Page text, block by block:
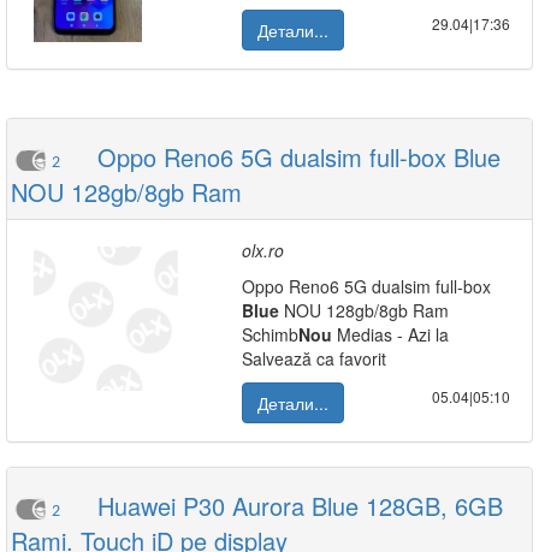
Детали... 29.04|17:36
2
Oppo Reno6 5G dualsim full-box Blue
NOU 128gb/8gb Ram
olx.ro
Oppo Reno6 5G dualsim full-box
Blue NOU 128gb/8gb Ram
SchimbNou Medias - Azi la
Salvează ca favorit
Детали...
05.04|05:10
2
Huawei P30 Aurora Blue 128GB, 6GB
Rami. Touch iD pe display